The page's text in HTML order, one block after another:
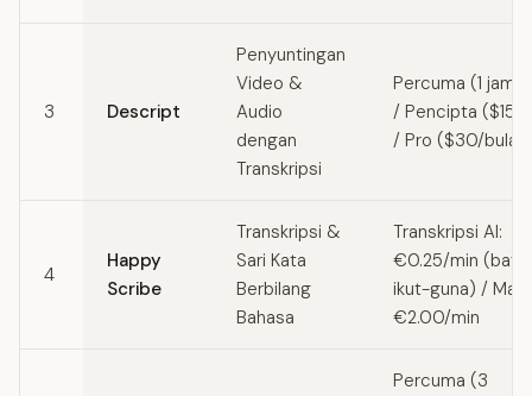
3 Descript
Penyuntingan
Video &
Audio
dengan
Transkripsi
Percuma (1 jam/
/ Pencipta ($15/
/ Pro ($30/
4
Happy
Scribe
Transkripsi &
Sari Kata
Berbilang
Bahasa
Transkripsi AI:
€0.25/min
ikut-guna) /
€2.00/min
Percuma (3